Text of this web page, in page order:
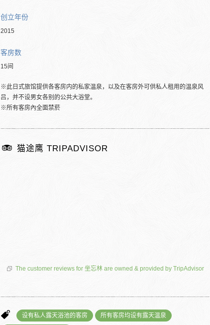
创立年份
2015
客房数
15间
※此日式旅馆提供各客房内的私家温泉，以及在客房外可供私人租用的温泉风
吕，并不设男女各别的公共大浴堂。
※所有客房內全面禁菸
猫途鹰 TRIPADVISOR
The customer reviews for 坐忘林 are owned & provided by TripAdvisor
设有私人露天浴池的客房 所有客房均设有露天温泉